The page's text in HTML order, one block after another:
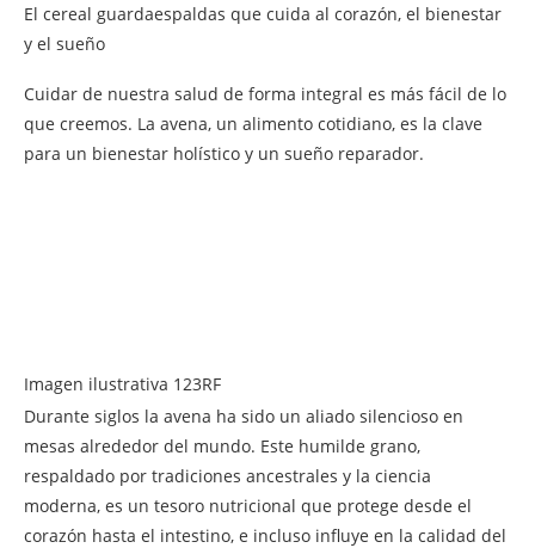
El cereal guardaespaldas que cuida al сorazón, el bienestar
y el sueño
Cuidar de nuestra salud de forma integral es más fácil de lo
que creemos. La avena, un alimento cotidiano, es la clave
para un bienestar holístico y un sueño reparador.
Imagen ilustrativa 123RF
Durante siglos la avena ha sido un aliado silencioso en
mesas alrededor del mundo. Este humilde grano,
respaldado por tradiciones ancestrales y la ciencia
moderna, es un tesoro nutricional que protege desde el
corazón hasta el intestino, e incluso influye en la calidad del